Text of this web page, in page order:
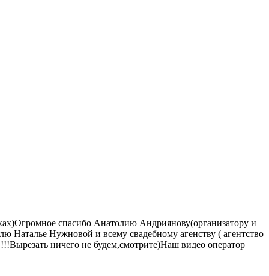
спасибо Анатолию Андриянову(организатору и
Наталье Нужновой и всему свадебному агенству ( агентство
ничего не будем,смотрите)Наш видео оператор